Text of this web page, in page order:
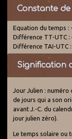
Constante
Equation du temps :
Différence TT-UTC :
Différence TAI-UTC :
Signification
Jour Julien : numéro
de jours qui a son
avant J.-C. du
jour julien zéro).
Le temps solaire ou